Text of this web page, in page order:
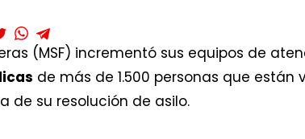
(MSF) incrementó sus equipos de
de más de 1.500 personas que
de su resolución de asilo.